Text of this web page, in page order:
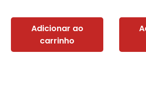
Adicionar ao
carrinho